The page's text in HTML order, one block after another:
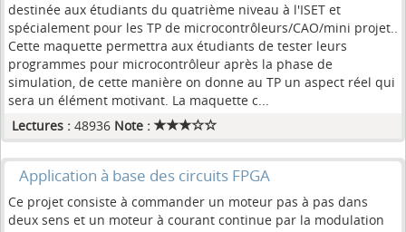
destinée aux étudiants du quatrième niveau à l'ISET et
spécialement pour les TP de microcontrôleurs/CAO/mini projet..
Cette maquette permettra aux étudiants de tester leurs
programmes pour microcontrôleur après la phase de
simulation, de cette manière on donne au TP un aspect réel qui
sera un élément motivant. La maquette c...
Lectures : 48936 Note :
Application à base des circuits FPGA
Ce projet consiste à commander un moteur pas à pas dans
deux sens et un moteur à courant continue par la modulation